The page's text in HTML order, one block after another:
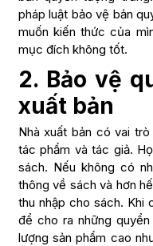
pháp luật bảo vệ bản
muốn kiến thức của
mục đích không tốt.
2. Bảo vệ
xuất bản
Nhà xuất bản có vai
tác phẩm và tác giả.
sách. Nếu không có
thông về sách và hơn
thu nhập cho sách. Khi
để cho ra những
lượng sản phẩm cao